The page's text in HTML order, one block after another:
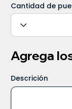
Cantidad de
Agrega
Descrición